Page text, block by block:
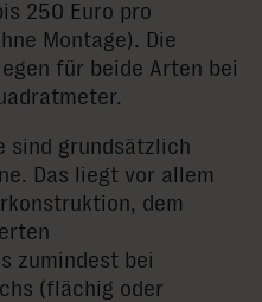
250 Euro pro
Montage). Die
für beide Arten bei
sind grundsätzlich
Das liegt vor allem
dem
zumindest bei
(flächig oder